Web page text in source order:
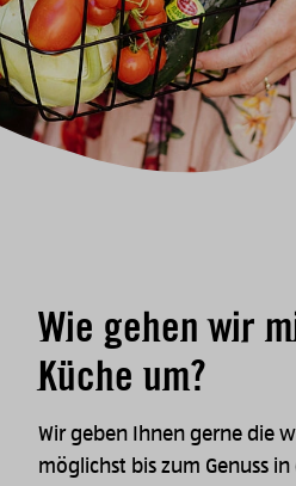
Wie gehen wir
Küche um?
Wir geben Ihnen gerne die
möglichst bis zum Genuss